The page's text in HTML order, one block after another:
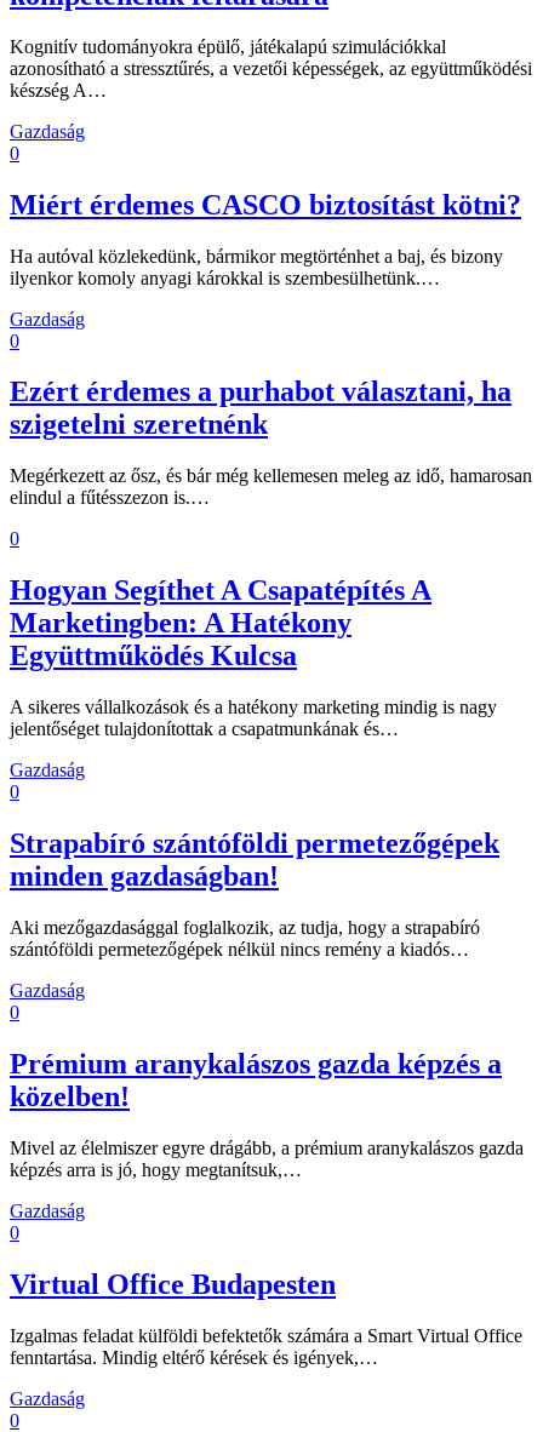
Kognitív tudományokra épülő, játékalapú szimulációkkal
azonosítható a stressztűrés, a vezetői képességek, az együttműködési
készség A…
Gazdaság
0
Miért érdemes CASCO biztosítást kötni?
Ha autóval közlekedünk, bármikor megtörténhet a baj, és bizony
ilyenkor komoly anyagi károkkal is szembesülhetünk.…
Gazdaság
0
Ezért érdemes a purhabot választani, ha
szigetelni szeretnénk
Megérkezett az ősz, és bár még kellemesen meleg az idő, hamarosan
elindul a fűtésszezon is.…
0
Hogyan Segíthet A Csapatépítés A
Marketingben: A Hatékony
Együttműködés Kulcsa
A sikeres vállalkozások és a hatékony marketing mindig is nagy
jelentőséget tulajdonítottak a csapatmunkának és…
Gazdaság
0
Strapabíró szántóföldi permetezőgépek
minden gazdaságban!
Aki mezőgazdasággal foglalkozik, az tudja, hogy a strapabíró
szántóföldi permetezőgépek nélkül nincs remény a kiadós…
Gazdaság
0
Prémium aranykalászos gazda képzés a
közelben!
Mivel az élelmiszer egyre drágább, a prémium aranykalászos gazda
képzés arra is jó, hogy megtanítsuk,…
Gazdaság
0
Virtual Office Budapesten
Izgalmas feladat külföldi befektetők számára a Smart Virtual Office
fenntartása. Mindig eltérő kérések és igények,…
Gazdaság
0